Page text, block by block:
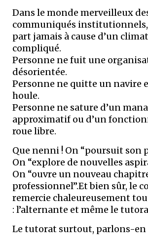
Dans le monde merveilleux
communiqués
part jamais à cause d’un
compliqué.
Personne ne fuit une
désorientée.
Personne ne quitte un navire
houle.
Personne ne sature d’un
approximatif ou d’un
roue libre.
Que nenni ! On “poursuit son
On “explore de nouvelles
On “ouvre un nouveau
professionnel”.Et bien sûr, le
remercie chaleureusement
: l’alternante et même le
Le tutorat surtout, parlons-en